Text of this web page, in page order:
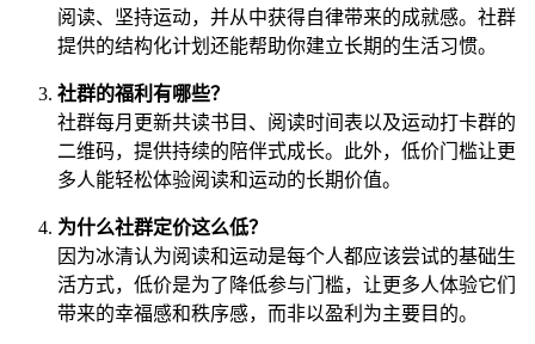
阅读、坚持运动，并从中获得自律带来的成就感。社群
提供的结构化计划还能帮助你建立长期的生活习惯。
社群的福利有哪些？
社群每月更新共读书目、阅读时间表以及运动打卡群的
二维码，提供持续的陪伴式成长。此外，低价门槛让更
多人能轻松体验阅读和运动的长期价值。
为什么社群定价这么低？
因为冰清认为阅读和运动是每个人都应该尝试的基础生
活方式，低价是为了降低参与门槛，让更多人体验它们
带来的幸福感和秩序感，而非以盈利为主要目的。